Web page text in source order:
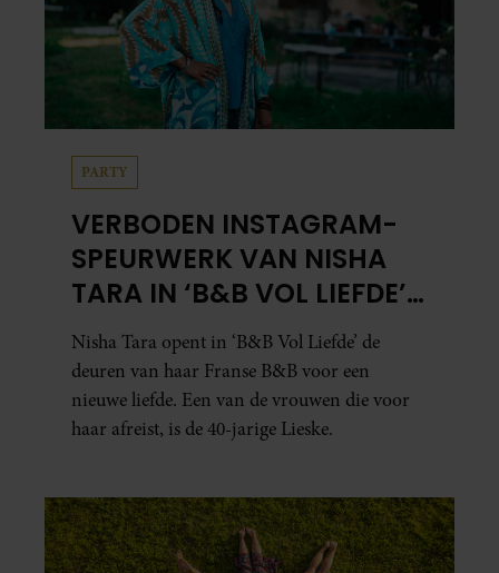
PARTY
VERBODEN INSTAGRAM-
SPEURWERK VAN NISHA
TARA IN ‘B&B VOL LIEFDE’
ZORGT VOOR VRAGEN
Nisha Tara opent in ‘B&B Vol Liefde’ de
deuren van haar Franse B&B voor een
nieuwe liefde. Een van de vrouwen die voor
haar afreist, is de 40-jarige Lieske.